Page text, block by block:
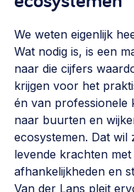
We weten eigenlijk
Wat nodig is, is een
naar die cijfers
krijgen voor het
én van professionele
naar buurten en
ecosystemen. Dat wil
levende krachten
afhankelijkheden en
Van der Lans pleit